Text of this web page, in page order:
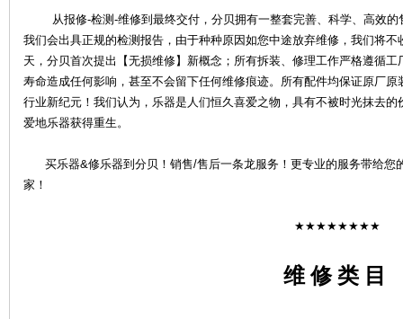
从报修-检测-维修到最终交付，分贝拥有一整套完善、科学、高效的
我们会出具正规的检测报告，由于种种原因如您中途放弃维修，我们将
天，分贝首次提出【无损维修】新概念；所有拆装、修理工作严格遵循
寿命造成任何影响，甚至不会留下任何维修痕迹。所有配件均保证原厂
行业新纪元！我们认为，乐器是人们恒久喜爱之物，具有不被时光抹去
爱地乐器获得重生。
买乐器&修乐器到分贝！销售/售后一条龙服务！更专业的服务带给您
家！
★★★★★★★★
维 修 类 目